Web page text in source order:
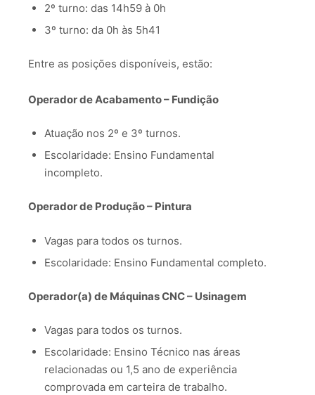
2º turno: das 14h59 à 0h
3º turno: da 0h às 5h41
Entre as posições disponíveis, estão:
Operador de Acabamento – Fundição
Atuação nos 2º e 3º turnos.
Escolaridade: Ensino Fundamental
incompleto.
Operador de Produção – Pintura
Vagas para todos os turnos.
Escolaridade: Ensino Fundamental completo.
Operador(a) de Máquinas CNC – Usinagem
Vagas para todos os turnos.
Escolaridade: Ensino Técnico nas áreas
relacionadas ou 1,5 ano de experiência
comprovada em carteira de trabalho.